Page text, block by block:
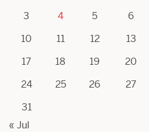
3
4 5 6
10
11 12 13
17
18 19 20
24
25 26 27
31
« Jul